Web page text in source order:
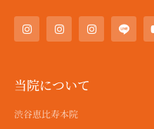
n
s
t
a
m
n
s
t
a
m
n
s
t
当院について
渋谷恵比寿本院